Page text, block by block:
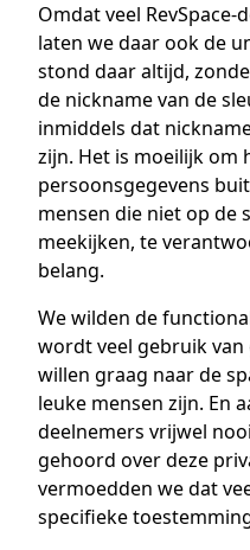
Omdat veel RevSpace-
laten we daar ook de
stond daar altijd,
de nickname van de
inmiddels dat
zijn. Het is moeilijk om
persoonsgegevens
mensen die niet op de
meekijken, te
belang.
We wilden de
wordt veel gebruik van
willen graag naar de
leuke mensen zijn. En
deelnemers vrijwel
gehoord over deze
vermoedden we dat
specifieke